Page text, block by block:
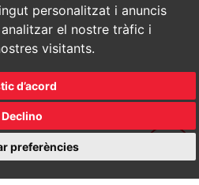
personalitzat i anuncis
el nostre tràfic i
visitants.
d’acord
Declino
preferències